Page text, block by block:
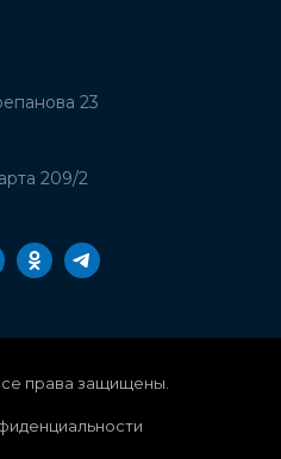
23
209/2
права защищены.